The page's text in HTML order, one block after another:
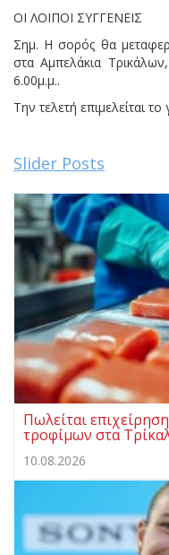
ΟΙ ΛΟΙΠΟΙ ΣΥΓΓΕΝΕΙΣ
Σημ. Η σορός θα
στα Αμπελάκια
6.00μ.μ..
Την τελετή επιμελείται
Slider Posts
Πωλείται
τροφίμων στα
10.08.2026